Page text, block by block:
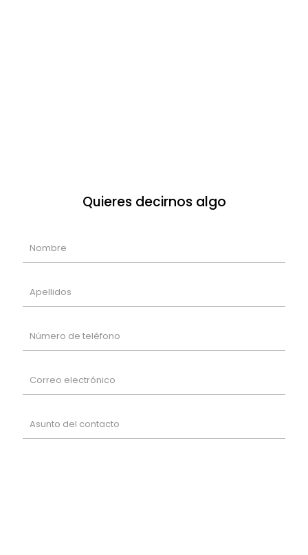
Quieres decirnos algo